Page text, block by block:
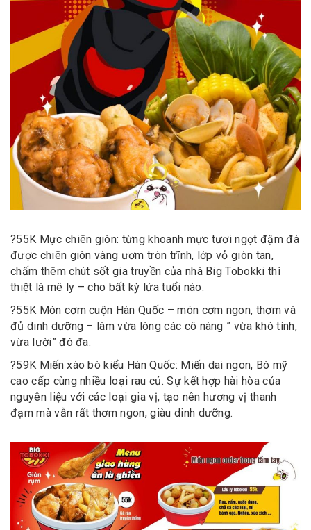
?55K Mực chiên giòn: từng khoanh mực tươi ngọt đậm đà
được chiên giòn vàng ươm tròn trĩnh, lớp vỏ giòn tan,
chấm thêm chút sốt gia truyền của nhà Big Tobokki thì
thiệt là mê ly – cho bất kỳ lứa tuổi nào.
?55K Món cơm cuộn Hàn Quốc – món cơm ngon, thơm và
đủ dinh dưỡng – làm vừa lòng các cô nàng ” vừa khó tính,
vừa lười” đó đa.
?59K Miến xào bò kiểu Hàn Quốc: Miến dai ngon, Bò mỹ
cao cấp cùng nhiều loại rau củ. Sự kết hợp hài hòa của
nguyên liệu với các loại gia vị, tạo nên hương vị thanh
đạm mà vẫn rất thơm ngon, giàu dinh dưỡng.